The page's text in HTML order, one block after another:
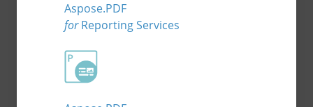
Aspose.PDF
forReporting Services